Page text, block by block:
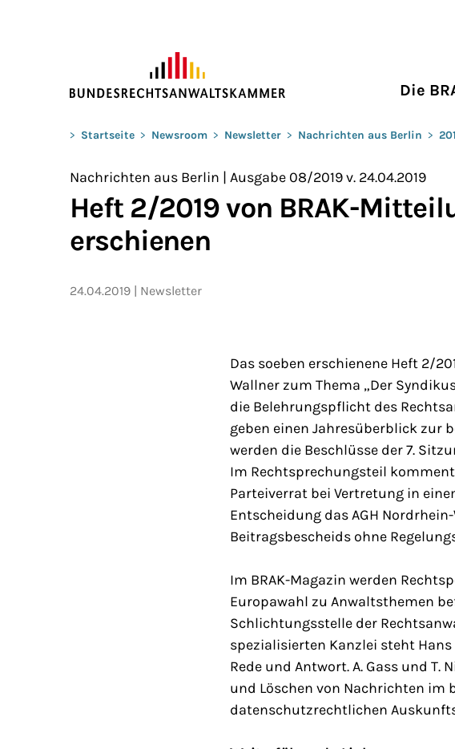
Die
Sie befinden sich hier:
> Startseite > Newsroom > Newsletter > Nachrichten aus Berlin >
Nachrichten aus Berlin | Ausgabe 08/2019 v. 24.04.2019
Heft 2/2019 von BRAK-
erschienen
24.04.2019 Newsletter
Das soeben erschienene Heft 2/
Wallner zum Thema „Der
die Belehrungspflicht des
geben einen Jahresüberblick zur
werden die Beschlüsse der 7.
Im Rechtsprechungsteil
Parteiverrat bei Vertretung in
Entscheidung das AGH
Beitragsbescheids ohne
Im BRAK-Magazin werden
Europawahl zu Anwaltsthemen
Schlichtungsstelle der
spezialisierten Kanzlei steht Hans
Rede und Antwort. A. Gass und
und Löschen von Nachrichten im
datenschutzrechtlichen